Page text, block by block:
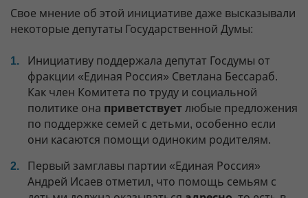
Свое мнение об этой инициативе даже высказывали
некоторые депутаты Государственной Думы:
Инициативу поддержала депутат Госдумы от
фракции «Единая Россия» Светлана Бессараб.
Как член Комитета по труду и социальной
политике она приветствует любые предложения
по поддержке семей с детьми, особенно если
они касаются помощи одиноким родителям.
Первый замглавы партии «Единая Россия»
Андрей Исаев отметил, что помощь семьям с